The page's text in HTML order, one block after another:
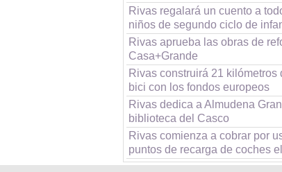
Rivas regalará un cuento a
niños de segundo ciclo de
Rivas aprueba las obras de
Casa+Grande
Rivas construirá 21 kilómetros
bici con los fondos europeos
Rivas dedica a Almudena
biblioteca del Casco
Rivas comienza a cobrar por
puntos de recarga de coches